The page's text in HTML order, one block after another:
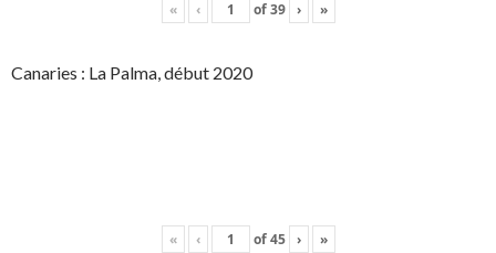
« ‹ of39 › »
Canaries : La Palma, début 2020
« ‹ of45 › »